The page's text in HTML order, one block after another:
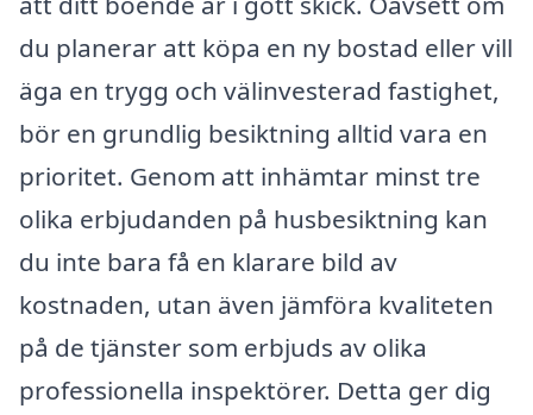
du planerar att köpa en ny bostad eller vill
äga en trygg och välinvesterad fastighet,
bör en grundlig besiktning alltid vara en
prioritet. Genom att inhämtar minst tre
olika erbjudanden på husbesiktning kan
du inte bara få en klarare bild av
kostnaden, utan även jämföra kvaliteten
på de tjänster som erbjuds av olika
professionella inspektörer. Detta ger dig